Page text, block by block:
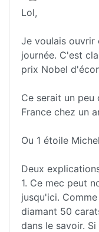
Lol,
Je voulais ouvrir
journée. C'est
prix Nobel
Ce serait un peu
France chez un
Ou 1 étoile
Deux
1. Ce mec peut
jusqu'ici.
diamant 50
dans le savoir.